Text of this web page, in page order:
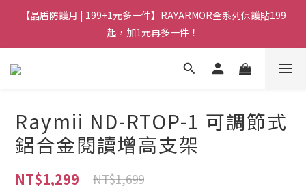
【晶盾防護月 | 199+1元多一件】RAYARMOR全系列保護貼199
起，加1元再多一件！
Raymii ND-RTOP-1 可調節式
鋁合金閱讀增高支架
NT$1,299 NT$1,699